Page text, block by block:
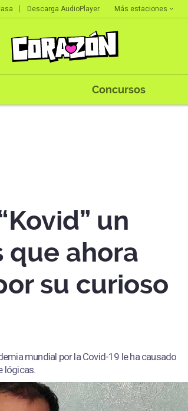
Descarga AudioPlayer Más estaciones
Concursos
un
que ahora
su curioso
mundial por la Covid-19 le ha causado
lógicas.